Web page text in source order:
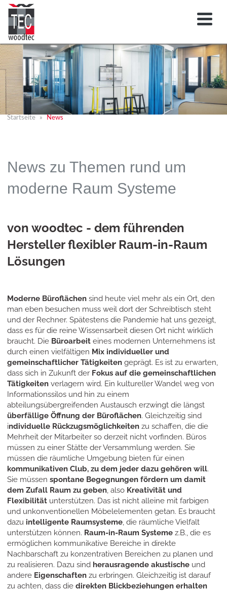
Startseite News
News zu Themen rund um
moderne Raum Systeme
von woodtec - dem führenden
Hersteller flexibler Raum-in-Raum
Lösungen
Moderne Büroflächen sind heute viel mehr als ein Ort, den
man eben besuchen muss weil dort der Schreibtisch steht
und der Rechner. Spätestens die Pandemie hat uns gezeigt,
dass es für die reine Wissensarbeit diesen Ort nicht wirklich
braucht. Die Büroarbeiteines modernen Unternehmens ist
durch einen vielfältigen Mix individueller und
gemeinschaftlicher Tätigkeiten geprägt. Es ist zu erwarten,
dass sich in Zukunft der Fokus auf die gemeinschaftlichen
Tätigkeiten verlagern wird. Ein kultureller Wandel weg von
Informationssilos und hin zu einem
abteilungsübergreifenden Austausch erzwingt die längst
überfällige Öffnung der Büroflächen. Gleichzeitig sind
individuelle Rückzugsmöglichkeiten zu schaffen, die die
Mehrheit der Mitarbeiter so derzeit nicht vorfinden. Büros
müssen zu einer Stätte der Versammlung werden. Sie
müssen die räumliche Umgebung bieten für einen
kommunikativen Club, zu dem jeder dazu gehören will.
Sie müssenspontane Begegnungen fördern um damit
dem Zufall Raum zu geben, also Kreativität und
Flexibilität unterstützen. Das ist nicht alleine mit farbigen
und unkonventionellen Möbelelementen getan. Es braucht
dazu intelligente Raumsysteme, die räumliche Vielfalt
unterstützen können. Raum-in-Raum Systeme z.B., die es
ermöglichen kommunikative Bereiche in direkte
Nachbarschaft zu konzentrativen Bereichen zu planen und
zu realisieren. Dazu sind herausragende akustische und
andere Eigenschaften zu erbringen. Gleichzeitig ist darauf
zu achten, dass diedirekten Blickbeziehungen erhalten